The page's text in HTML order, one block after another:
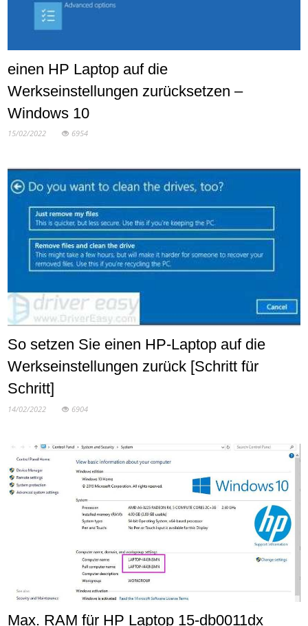
einen HP Laptop auf die
Werkseinstellungen zurücksetzen –
Windows 10
15/02/2022 6954
So setzen Sie einen HP-Laptop auf die
Werkseinstellungen zurück [Schritt für
Schritt]
14/02/2022 6904
Max. RAM für HP Laptop 15-db0011dx